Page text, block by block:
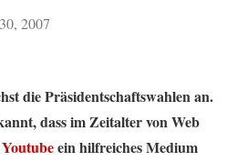
2007
die Präsidentschaftswahlen an.
dass im Zeitalter von Web
Youtubeein hilfreiches Medium